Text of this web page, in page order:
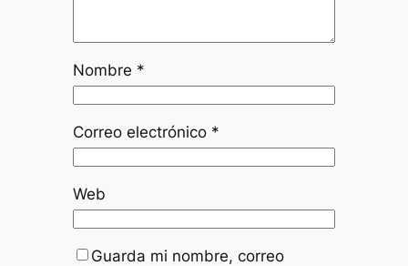
Nombre *
Correo electrónico *
Web
Guarda mi nombre, correo